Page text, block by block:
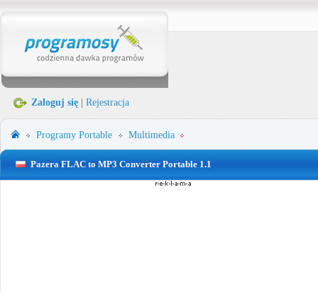
Zaloguj się Rejestracja
Programy Portable Multimedia
Pazera FLAC to MP3 Converter Portable 1.1